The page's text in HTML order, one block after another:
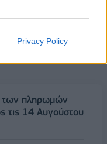
Privacy Policy
των πληρωμών
14 Αυγούστου